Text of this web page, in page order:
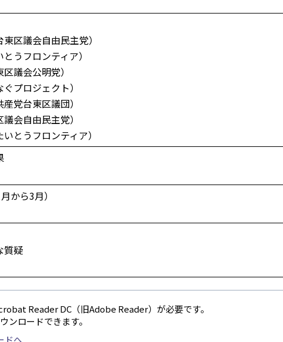
区議会自由民主党）
うフロンティア）
議会公明党）
プロジェクト）
党台東区議団）
会自由民主党）
とうフロンティア）
から3月）
質疑
Reader DC（旧Adobe Reader）が必要です。
ンロードできます。
ドへ